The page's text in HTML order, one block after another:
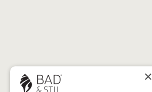
NYTTIGE LINKS ×